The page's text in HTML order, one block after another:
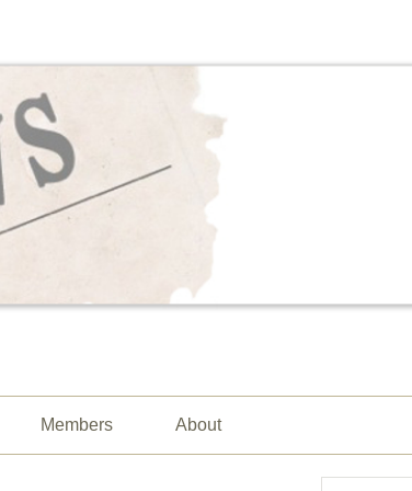
Members About